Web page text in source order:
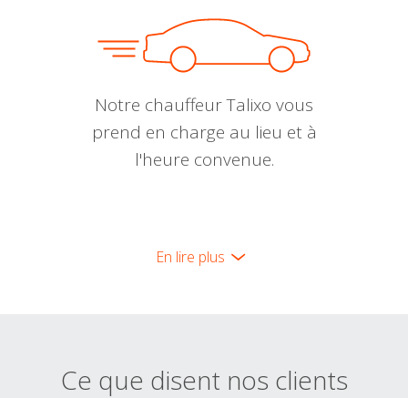
Notre chauffeur Talixo vous
prend en charge au lieu et à
l'heure convenue.
En lire plus
Ce que disent nos clients